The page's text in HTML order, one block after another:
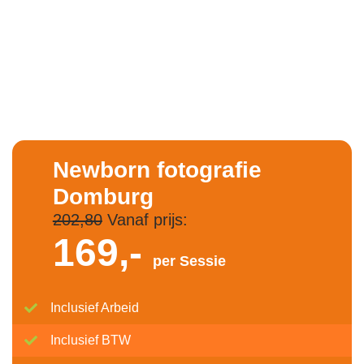
Newborn fotografie
Domburg
202,80Vanaf prijs:
169,- per Sessie
Inclusief Arbeid
Inclusief BTW